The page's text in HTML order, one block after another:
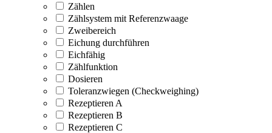
Zählen
Zählsystem mit Referenzwaage
Zweibereich
Eichung durchführen
Eichfähig
Zählfunktion
Dosieren
Toleranzwiegen (Checkweighing)
Rezeptieren A
Rezeptieren B
Rezeptieren C